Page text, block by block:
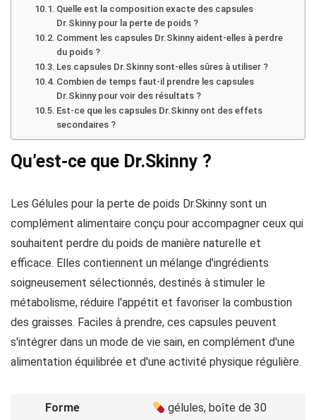
Quelle est la composition exacte des capsules
Dr.Skinny pour la perte de poids ?
Comment les capsules Dr.Skinny aident-elles à perdre
du poids ?
Les capsules Dr.Skinny sont-elles sûres à utiliser ?
Combien de temps faut-il prendre les capsules
Dr.Skinny pour voir des résultats ?
Est-ce que les capsules Dr.Skinny ont des effets
secondaires ?
Qu’est-ce que Dr.Skinny ?
Les Gélules pour la perte de poids Dr.Skinny sont un
complément alimentaire conçu pour accompagner ceux qui
souhaitent perdre du poids de manière naturelle et
efficace. Elles contiennent un mélange d'ingrédients
soigneusement sélectionnés, destinés à stimuler le
métabolisme, réduire l'appétit et favoriser la combustion
des graisses. Faciles à prendre, ces capsules peuvent
s'intégrer dans un mode de vie sain, en complément d'une
alimentation équilibrée et d'une activité physique régulière.
Forme
gélules, boîte de 30